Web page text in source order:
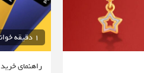
1 دقیقه خوانده شده
راهنمای خرید